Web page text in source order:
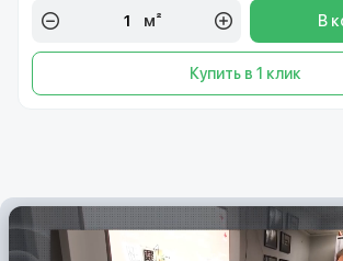
м² В
Купить в 1 клик